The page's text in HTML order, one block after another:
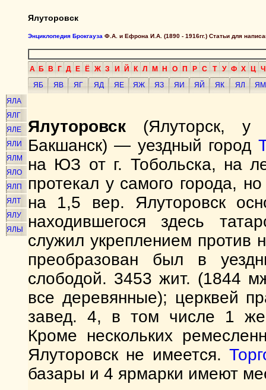
Ялуторовск
Энциклопедия Брокгауза Ф.А. и Ефрона И.А. (1890 - 1916гг.) Статьи для
А Б В Г Д Е Ё Ж З И Й К Л М Н О П Р С Т У Ф Х Ц Ч
ЯБ
ЯВ ЯГ ЯД ЯЕ ЯЖ ЯЗ ЯИ ЯЙ ЯК ЯЛ
ЯМ
ЯЛА
ЯЛГ
ЯЛЕ
ЯЛИ
ЯЛМ
ЯЛО
ЯЛП
ЯЛТ
ЯЛУ
ЯЛЫ
Ялуторовск (Ялуторск, у
Бакшанск) — уездный город
на ЮЗ от г. Тобольска, на
протекал у самого города,
на 1,5 вер. Ялуторовск
находившегося здесь
служил укреплением против
преобразован был в
слободой. 3453 жит. (1844
все деревянные); церквей
завед. 4, в том числе 1
Кроме нескольких
Ялуторовск не имеется.
базары и 4 ярмарки имеют